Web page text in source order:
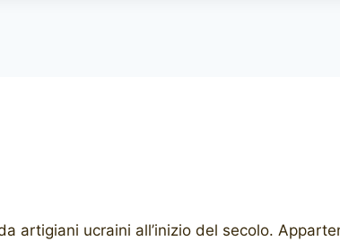
artigiani ucraini all’inizio del secolo.